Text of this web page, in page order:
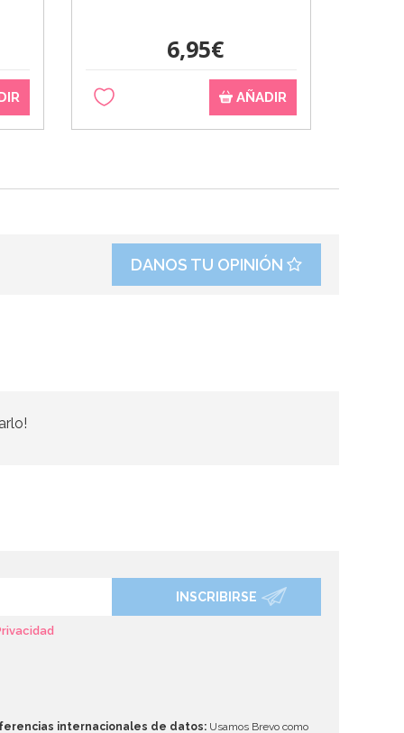
6,95€
AÑADIR
DANOS TU OPINIÓN
INSCRIBIRSE
internacionales de datos: Usamos Brevo como